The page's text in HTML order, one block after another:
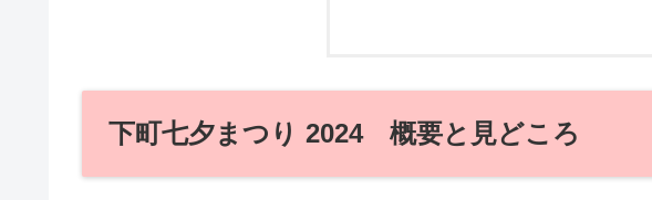
下町七夕まつり 2024 概要と見どころ